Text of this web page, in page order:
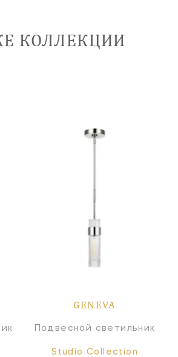
КОЛЛЕКЦИИ
GENEVA
Подвесной светильник
Studio Collection